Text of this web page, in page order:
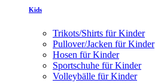
Kids
Trikots/Shirts für Kinder
Pullover/Jacken für Kinder
Hosen für Kinder
Sportschuhe für Kinder
Volleybälle für Kinder